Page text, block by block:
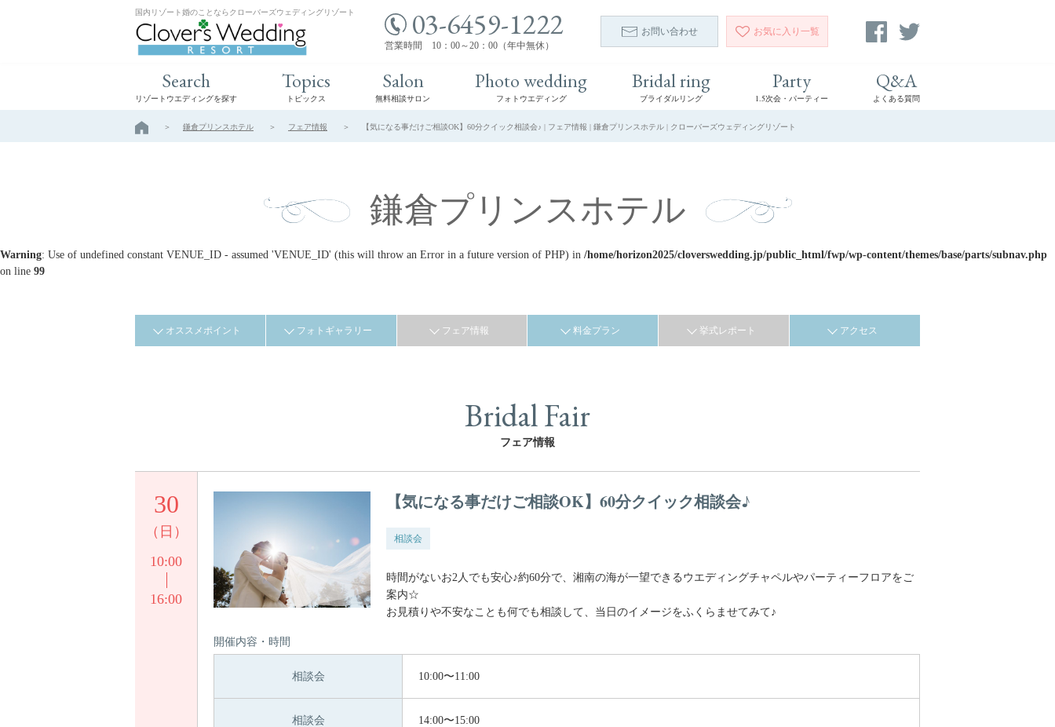
国内リゾート婚のことならクローバーズウェディングリゾート 03-6459-1222
営業時間 10：00～20：00（年中無休）
お問い合わせ お気に入り 一覧
Search
リゾートウエディングを探す
Topics
トピックス
Salon
無料相談サロン
Photo wedding
フォトウエディング
Bridal ring
ブライダルリング
Party
1.5次会・パーティー
Q&A
よくある質問
鎌倉プリンスホテル フェア情報 【気になる事だけご相談OK】60分クイック相談会♪ | フェア情報 | 鎌倉プリンスホテル | クローバーズウェディングリゾート
鎌倉プリンスホテル
Warning: Use of undefined constant VENUE_ID - assumed 'VENUE_ID' (this will throw an Error in a future version of PHP) in /home/horizon2025/cloverswedding.jp/public_html/fwp/wp-content/themes/base/parts/subnav.php
on line 99
オススメポイント フォトギャラリー フェア情報 料金プラン 挙式レポート アクセス
Bridal Fair
フェア情報
30
（日）
10:00
16:00
【気になる事だけご相談OK】60分クイック相談会♪
相談会
時間がないお2人でも安心♪約60分で、湘南の海が一望できるウエディングチャペルやパーティーフロアをご
案内☆
お見積りや不安なことも何でも相談して、当日のイメージをふくらませてみて♪
開催内容・時間
相談会 10:00〜11:00
相談会 14:00〜15:00